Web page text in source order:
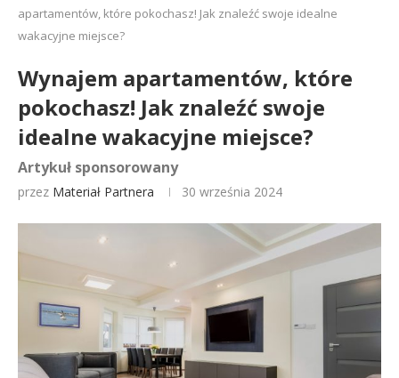
apartamentów, które pokochasz! Jak znaleźć swoje idealne
wakacyjne miejsce?
Wynajem apartamentów, które
pokochasz! Jak znaleźć swoje
idealne wakacyjne miejsce?
Artykuł sponsorowany
przez Materiał Partnera 30 września 2024